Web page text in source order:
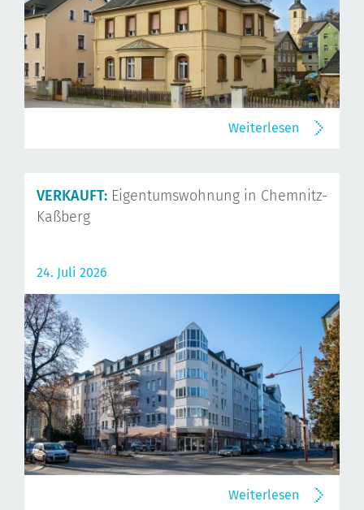
Weiterlesen
VERKAUFT: Eigentumswohnung in Chemnitz-
Kaßberg
24. Juli 2026
Weiterlesen